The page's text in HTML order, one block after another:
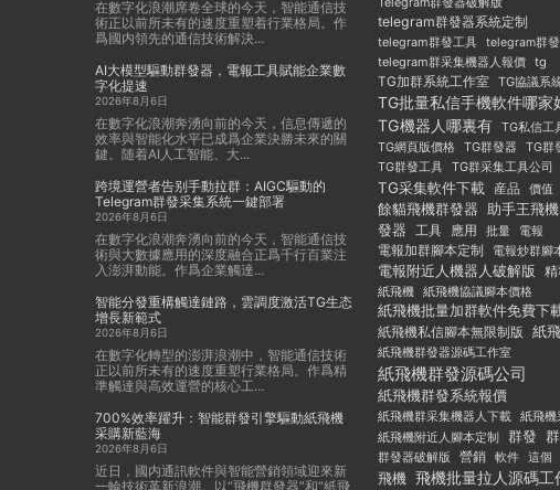
在數字化浪潮席卷全球的今天，智能通信技
術正以前所未有的速度重塑着行業格局。作
爲國内領先的通信技術解決...
AI大模型驅動群發器，電報工具賦能企業數
字化提速
2026年8月6日
在數字化浪潮奔湧向前的今天，信息傳遞的
效率與智能化水平已成爲企業決勝未來的關
鍵。随着AI人工智能、大...
跨境運營者告别手動拉群：AIGC驅動的
Telegram群發采集系統一鍵部署
2026年8月6日
在數字化浪潮奔湧向前的今天，智能通信技
術與大數據應用的深度融合正爲千行百業注
入澎湃動能。作爲企業觸達...
智能分發重構觸達鏈路，雲調度激活TG生态
增長新範式
2026年8月6日
在數字化轉型的澎湃浪潮中，智能通信技術
正以前所未有的速度重塑行業格局。作爲精
準觸達與高效運營的核心工...
700%效率躍升：智能群發引擎驅動紙飛機
采購新藍海
2026年8月6日
近日，國内通訊軟件與智能營銷領域迎來新
一輪技術革新浪潮。以“飛機群發器”和“紙飛
telegram群發器系統定制
telegram群發工具 telegram群
telegram群采集機器人報價 tg
TG加群系統工作室 TG協議系
TG批量私信手機軟件哪家
TG機器人哪裏有
TG私信工
TG網頁版價格
TG群發器
TG群
TG群發工具 TG群采集工具公司
TG采集軟件下載 産品 價值
餘貓飛機群發器
助手王飛
發器
工具 應用 批量 電報
電報加群腳本定制 電報炒群腳
電報附近人機器人破解版
紙飛機
紙飛機協議腳本價格
紙飛機批量加群軟件免費下
紙飛機私信腳本無限制版 紙
紙飛機群發器源碼工作室
紙飛機群發源碼公司
紙飛機群發系統報價
紙飛機群采集機器人下載 紙飛機
紙飛機附近人腳本定制
群發
群發器破解版 營銷 軟件 這個
飛機 飛機批量拉人源碼工